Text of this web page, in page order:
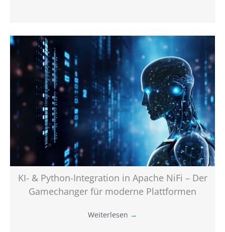
KI- & Python-Integration in Apache NiFi – Der
Gamechanger für moderne Plattformen
Weiterlesen →